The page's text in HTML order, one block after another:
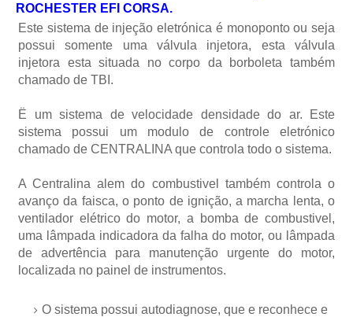
ROCHESTER EFI CORSA.
Este sistema de injeção eletrónica é monoponto ou seja
possui somente uma válvula injetora, esta válvula
injetora esta situada no corpo da borboleta também
chamado de TBI.
Ë um sistema de velocidade densidade do ar. Este
sistema possui um modulo de controle eletrónico
chamado de CENTRALINA que controla todo o sistema.
A Centralina alem do combustivel também controla o
avanço da faisca, o ponto de ignição, a marcha lenta, o
ventilador elétrico do motor, a bomba de combustivel,
uma lâmpada indicadora da falha do motor, ou lâmpada
de advertência para manutenção urgente do motor,
localizada no painel de instrumentos.
O sistema possui autodiagnose, que e reconhece e